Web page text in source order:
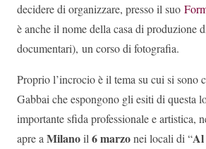
decidere di organizzare, presso il suo
è anche il nome della casa di produzione
documentari), un corso di fotografia.
Proprio l’incrocio è il tema su cui si sono
Gabbai che espongono gli esiti di questa
importante sfida professionale e artistica,
apre a Milanoil 6 marzonei locali di “Al